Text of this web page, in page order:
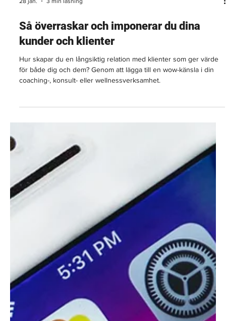
3 min läsning
Så överraskar och imponerar du dina
kunder och klienter
Hur skapar du en långsiktig relation med klienter som ger värde
för både dig och dem? Genom att lägga till en wow-känsla i din
coaching-, konsult- eller wellnessverksamhet.